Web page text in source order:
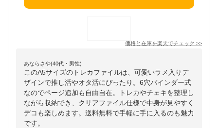
価格と在庫を楽天でチェック >>
あならさや(40代・男性)
このA5サイズのトレカファイルは、可愛いラメ入りデ
ザインで推し活やオタ活にぴったり。6穴バインダー式
なのでページ追加も自由自在。トレカやチェキを整理し
ながら収納でき、クリアファイル仕様で中身が見やすく
デコも楽しめます。送料無料で手軽に手に入るのも魅力
です。